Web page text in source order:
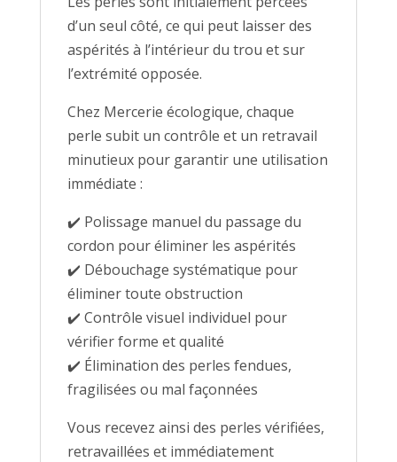
d’un seul côté, ce qui peut laisser des
aspérités à l’intérieur du trou et sur
l’extrémité opposée.
Chez Mercerie écologique, chaque
perle subit un contrôle et un retravail
minutieux pour garantir une utilisation
immédiate :
✔️ Polissage manuel du passage du
cordon pour éliminer les aspérités
✔️ Débouchage systématique pour
éliminer toute obstruction
✔️ Contrôle visuel individuel pour
vérifier forme et qualité
✔️ Élimination des perles fendues,
fragilisées ou mal façonnées
Vous recevez ainsi des perles vérifiées,
retravaillées et immédiatement